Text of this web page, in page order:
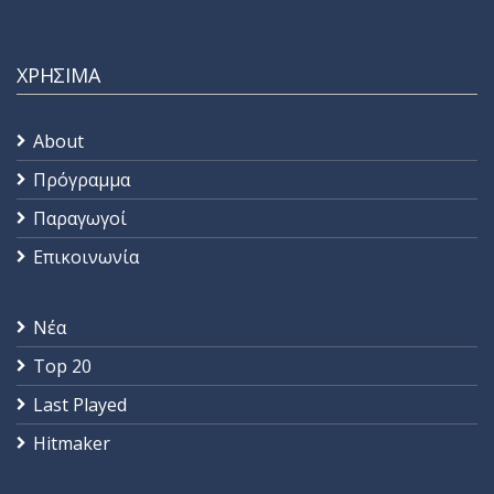
ΧΡΗΣΙΜΑ
About
Πρόγραμμα
Παραγωγοί
Επικοινωνία
Νέα
Top 20
Last Played
Hitmaker